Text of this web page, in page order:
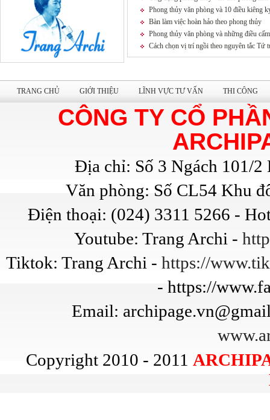
Phong thủy văn phòng và 10 điều kiêng
Bàn làm việc hoàn hảo theo phong thủy
Phong thủy văn phòng và những điều
Cách chọn vị trí ngồi theo nguyên tắc Tứ
TRANG CHỦ GIỚI THIỆU LĨNH VỰC TƯ VẤN THI CÔNG
CÔNG TY CỔ
Địa chỉ: Số 3 Ngách 101/2
Văn phòng: Số CL54 Khu
Điện thoại: (024) 3311 5266 -
Youtube: Trang Archi -
Tiktok: Trang Archi - https://
- https://
Email:
Copyright 2010 - 2011